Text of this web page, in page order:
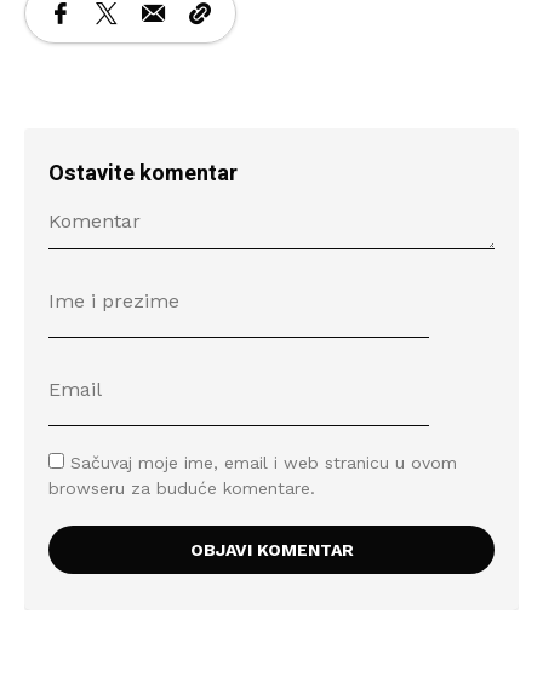
Ostavite komentar
Sačuvaj moje ime, email i web stranicu u ovom
browseru za buduće komentare.